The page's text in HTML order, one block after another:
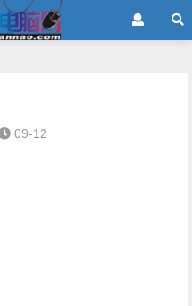
09-12